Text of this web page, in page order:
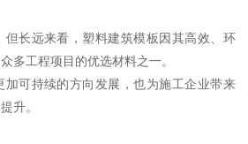
但长远来看，塑料建筑模板因其高效、环
多工程项目的优选材料之一。
加可持续的方向发展，也为施工企业带来
升。